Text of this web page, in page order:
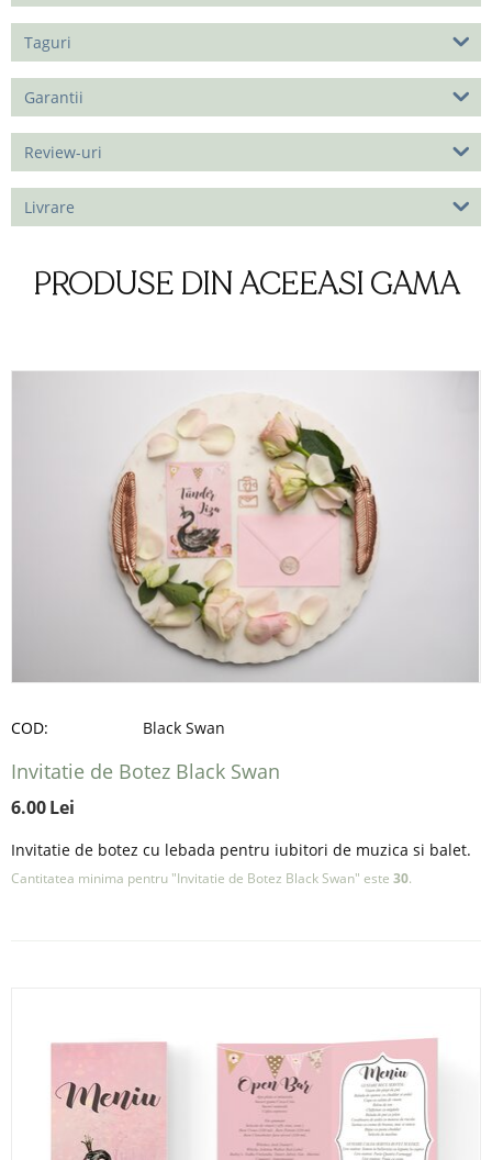
Taguri
Garantii
Review-uri
Livrare
PRODUSE DIN ACEEASI GAMA
COD: Black Swan
Invitatie de Botez Black Swan
6.00Lei
Invitatie de botez cu lebada pentru iubitori de muzica si balet.
Cantitatea minima pentru "Invitatie de Botez Black Swan" este 30.